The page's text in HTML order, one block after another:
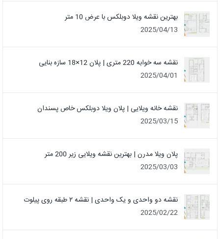
بهترین نقشه ویلا دوبلکس با عرض 10 متر
2025/04/13
نقشه سه خوابه 220 متری | پلان 12×18 سازه بنایی
2025/04/01
نقشه خانه ویلایی | پلان ویلا دوبلکس خاص پسندان
2025/03/15
پلان ویلا مدرن | بهترین نقشه ویلایی زیر 200 متر
2025/03/03
نقشه دو واحدی و یک واحدی | نقشه ۲ طبقه روی پیلوت
2025/02/22